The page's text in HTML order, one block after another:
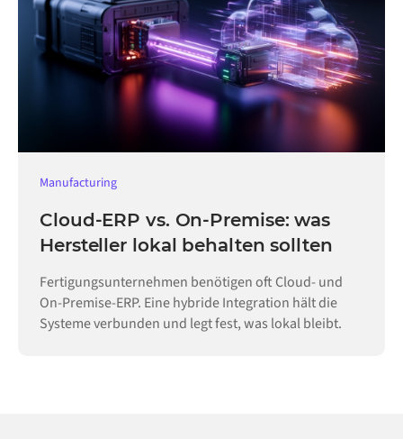
Manufacturing
Cloud-ERP vs. On-Premise: was
Hersteller lokal behalten sollten
Fertigungsunternehmen benötigen oft Cloud- und
On-Premise-ERP. Eine hybride Integration hält die
Systeme verbunden und legt fest, was lokal bleibt.